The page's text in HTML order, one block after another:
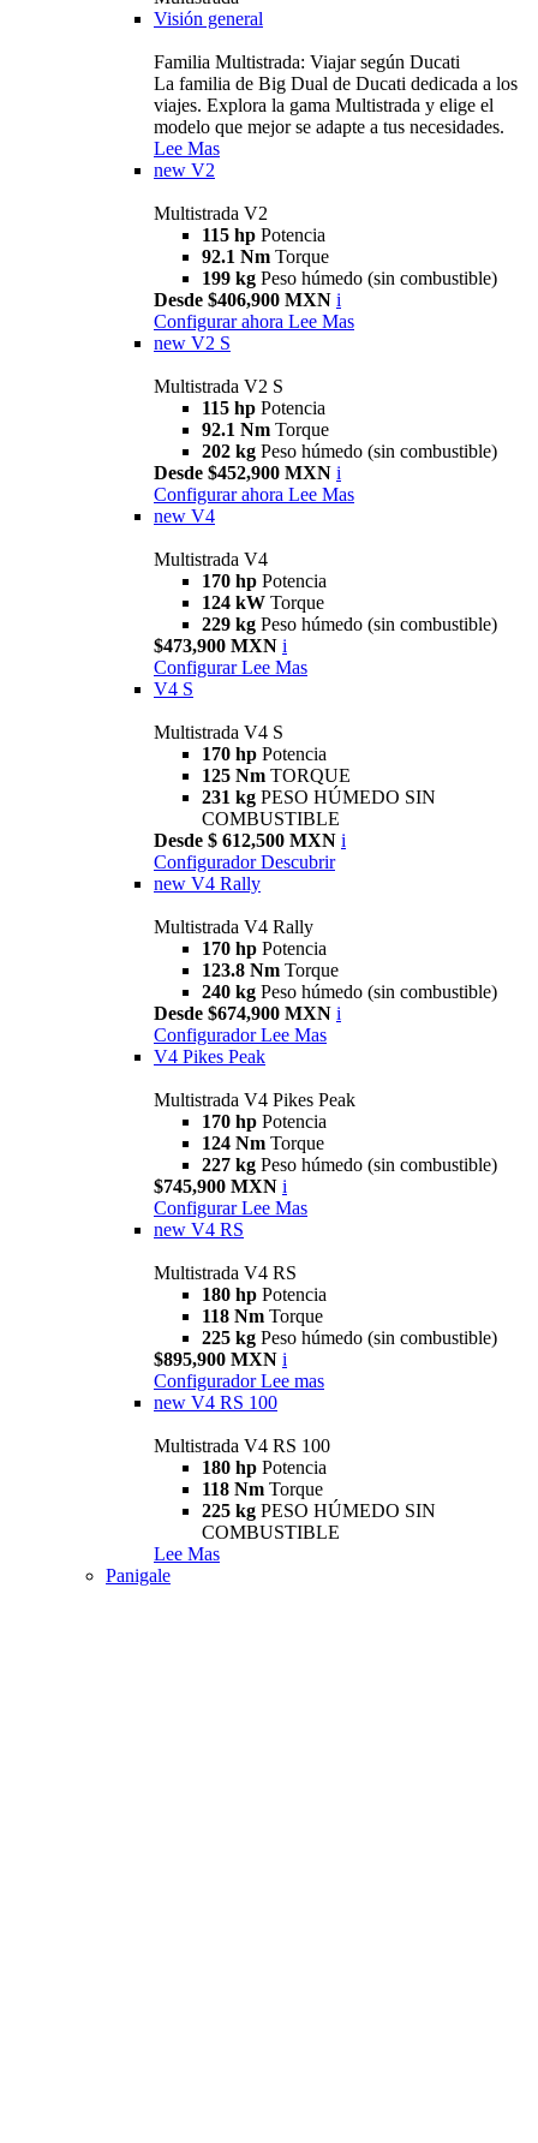
Visión general
Familia Multistrada: Viajar según Ducati
La familia de Big Dual de Ducati dedicada a los
viajes. Explora la gama Multistrada y elige el
modelo que mejor se adapte a tus necesidades.
Lee Mas
new V2
Multistrada V2
115 hp Potencia
92.1 Nm Torque
199 kg Peso húmedo (sin combustible)
Desde $406,900 MXN i
Configurar ahora Lee Mas
new V2 S
Multistrada V2 S
115 hp Potencia
92.1 Nm Torque
202 kg Peso húmedo (sin combustible)
Desde $452,900 MXN i
Configurar ahora Lee Mas
new V4
Multistrada V4
170 hp Potencia
124 kW Torque
229 kg Peso húmedo (sin combustible)
$473,900 MXN i
Configurar Lee Mas
V4 S
Multistrada V4 S
170 hp Potencia
125 Nm TORQUE
231 kg PESO HÚMEDO SIN
COMBUSTIBLE
Desde $ 612,500 MXN i
Configurador Descubrir
new V4 Rally
Multistrada V4 Rally
170 hp Potencia
123.8 Nm Torque
240 kg Peso húmedo (sin combustible)
Desde $674,900 MXN i
Configurador Lee Mas
V4 Pikes Peak
Multistrada V4 Pikes Peak
170 hp Potencia
124 Nm Torque
227 kg Peso húmedo (sin combustible)
$745,900 MXN i
Configurar Lee Mas
new V4 RS
Multistrada V4 RS
180 hp Potencia
118 Nm Torque
225 kg Peso húmedo (sin combustible)
$895,900 MXN i
Configurador Lee mas
new V4 RS 100
Multistrada V4 RS 100
180 hp Potencia
118 Nm Torque
225 kg PESO HÚMEDO SIN
COMBUSTIBLE
Lee Mas
Panigale